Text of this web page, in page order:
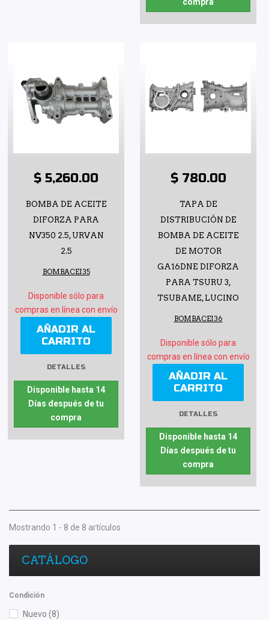
compra
$ 5,260.00
BOMBA DE ACEITE
DIFORZA PARA
NV350 2.5, URVAN
2.5
BOMBACEI35
Disponible sólo para
compras en línea con envío
AÑADIR AL
CARRITO
DETALLES
Disponible hasta 14
Días después de tu
compra
$ 780.00
TAPA DE
DISTRIBUCIÓN DE
BOMBA DE ACEITE
DE MOTOR
GA16DNE DIFORZA
PARA TSURU 3,
TSUBAME, LUCINO
BOMBACEI36
Disponible sólo para
compras en línea con envío
AÑADIR AL
CARRITO
DETALLES
Disponible hasta 14
Días después de tu
compra
Mostrando 1 - 8 de 8 artículos
CATÁLOGO
Condición
Nuevo (8)